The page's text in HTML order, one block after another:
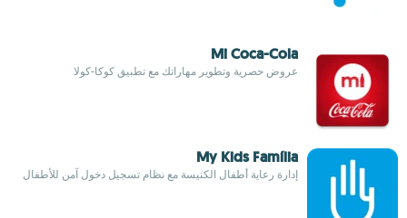
Mi Coca-Cola
عروض حصرية وتطوير مهاراتك مع تطبيق كوكا-كولا
My Kids Família
إدارة رعاية أطفال الكنيسة مع نظام تسجيل دخول آمن للأطفال